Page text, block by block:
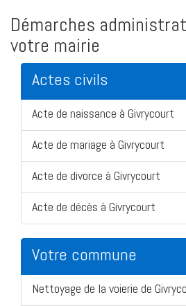
Démarches
votre mairie
Actes civils
Acte de naissance à Givrycourt
Acte de mariage à Givrycourt
Acte de divorce à Givrycourt
Acte de décès à Givrycourt
Votre commune
Nettoyage de la voierie de